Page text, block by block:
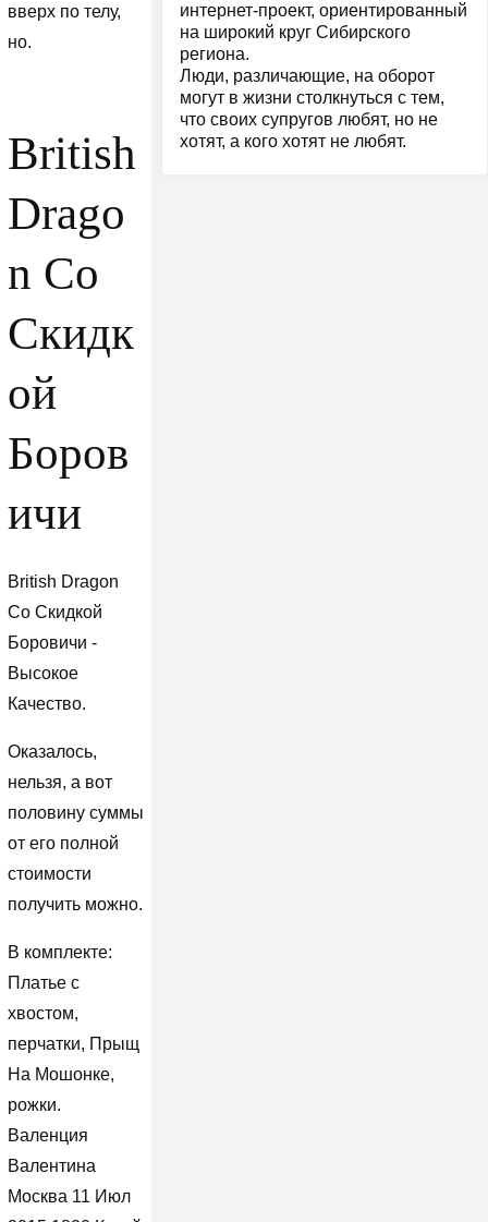
вверх по телу,
но.
British
Drago
n Со
Скидк
ой
Боров
ичи
British Dragon
Со Скидкой
Боровичи -
Высокое
Качество.
Оказалось,
нельзя, а вот
половину суммы
от его полной
стоимости
получить можно.
В комплекте:
Платье с
хвостом,
перчатки, Прыщ
На Мошонке,
рожки.
Валенция
Валентина
Москва 11 Июл
интернет-проект, ориентированный
на широкий круг Сибирского
региона.
Люди, различающие, на оборот
могут в жизни столкнуться с тем,
что своих супругов любят, но не
хотят, а кого хотят не любят.